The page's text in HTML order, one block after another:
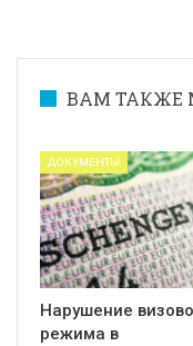
ВАМ ТАКЖЕ
ДОКУМЕНТЫ
Нарушение
режима в